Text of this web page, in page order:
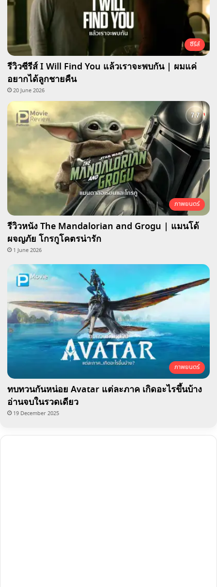
ซีรีส์
รีวิวซีรีส์ I Will Find You แล้วเราจะพบกัน | ผมแค่
อยากได้ลูกชายคืน
20 June 2026
ภาพยนตร์
รีวิวหนัง The Mandalorian and Grogu | แมนโด้
ผจญภัย โกรกูโคตรน่ารัก
1 June 2026
ภาพยนตร์
ทบทวนกันหน่อย Avatar แต่ละภาค เกิดอะไรขึ้นบ้าง
อ่านจบในรวดเดียว
19 December 2025